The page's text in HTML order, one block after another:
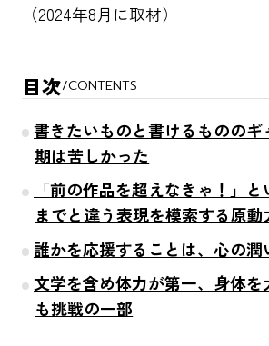
（2024年8月に取材）
目次/CONTENTS
書きたいものと書けるもののギ
期は苦しかった
「前の作品を超えなきゃ！」
までと違う表現を模索する原動
誰かを応援することは、心の潤
文学を含め体力が第一、身体を
も挑戦の一部